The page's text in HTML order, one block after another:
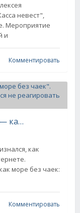
невест",
Мероприятие
и
Комментировать
"Публичный человек без хейта — как море без чаек". Алексей Воробьёв рассказал, как научился не реагировать на "хейт" в сети
как
море без чаек:
Комментировать